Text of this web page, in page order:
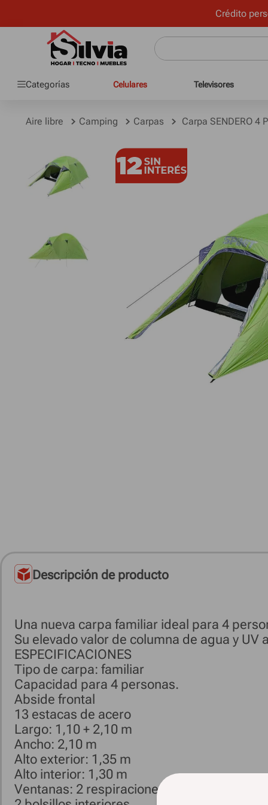
Crédito
Categorías Celulares Televisores
Aire libre Camping Carpas Carpa SENDERO 4
Descripción de producto
Una nueva carpa familiar ideal para 4
Su elevado valor de columna de agua y
ESPECIFICACIONES
Tipo de carpa: familiar
Capacidad para 4 personas.
Abside frontal
13 estacas de acero
Largo: 1,10 + 2,10 m
Ancho: 2,10 m
Alto exterior: 1,35 m
Alto interior: 1,30 m
Ventanas: 2 respiraciones frontales / 1